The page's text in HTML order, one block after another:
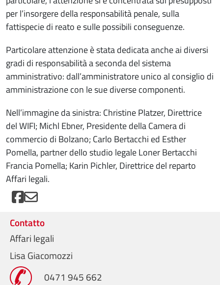
per l’insorgere della responsabilità penale, sulla
fattispecie di reato e sulle possibili conseguenze.
Particolare attenzione è stata dedicata anche ai diversi
gradi di responsabilità a seconda del sistema
amministrativo: dall’amministratore unico al consiglio di
amministrazione con le sue diverse componenti.
Nell’immagine da sinistra: Christine Platzer, Direttrice
del WIFI; Michl Ebner, Presidente della Camera di
commercio di Bolzano; Carlo Bertacchi ed Esther
Pomella, partner dello studio legale Loner Bertacchi
Francia Pomella; Karin Pichler, Direttrice del reparto
Affari legali.
Contatto
Affari legali
Lisa Giacomozzi
0471 945 662